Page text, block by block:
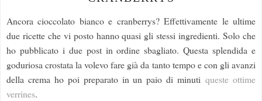
Ancora cioccolato bianco e cranberrys? Effettivamente le ultime
due ricette che vi posto hanno quasi gli stessi ingredienti. Solo che
ho pubblicato i due post in ordine sbagliato. Questa splendida e
goduriosa crostata la volevo fare già da tanto tempo e con gli avanzi
della crema ho poi preparato in un paio di minutiqueste ottime
verrines.